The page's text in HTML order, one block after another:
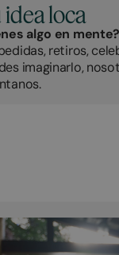
idea loca
algo en mente?
retiros,
imaginarlo,